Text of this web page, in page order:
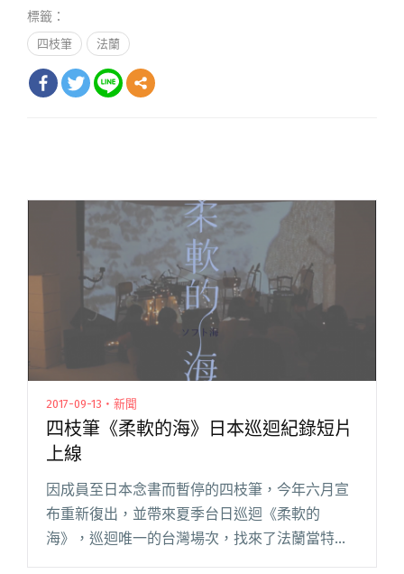
標籤：
四枝筆 法蘭
2017-09-13・新聞
四枝筆《柔軟的海》日本巡迴紀錄短片
上線
因成員至日本念書而暫停的四枝筆，今年六月宣
布重新復出，並帶來夏季台日巡迴《柔軟的
海》，巡迴唯一的台灣場次，找來了法蘭當特別
嘉賓，而走訪日本的三場巡迴也被記錄下來成了